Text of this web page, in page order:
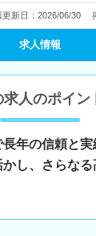
更新日：2026/06/30
求人情報
求人のポイン
年の信頼と
し、さらなる